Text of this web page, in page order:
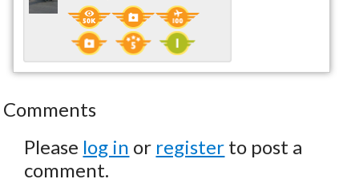
Comments
Please log in or register to post a
comment.